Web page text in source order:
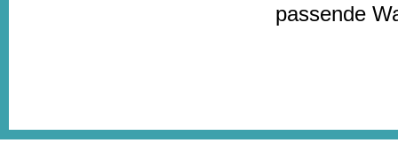
passende